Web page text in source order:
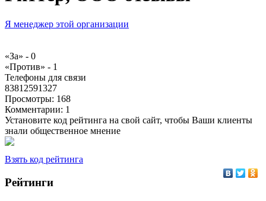
Я менеджер этой организации
«За» - 0
«Против» - 1
Телефоны для связи
83812591327
Просмотры: 168
Комментарии: 1
Установите код рейтинга на свой сайт, чтобы Ваши клиенты
знали общественное мнение
Взять код рейтинга
Рейтинги